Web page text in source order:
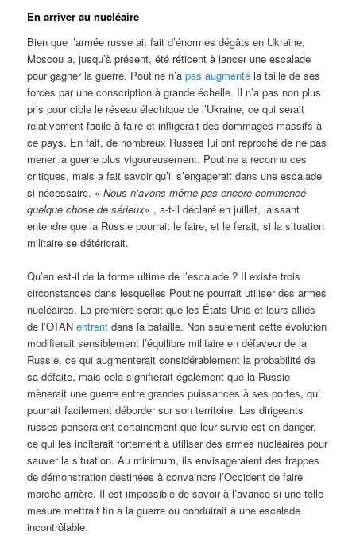
En arriver au nucléaire
Bien que l’armée russe ait fait d’énormes dégâts en Ukraine,
Moscou a, jusqu’à présent, été réticent à lancer une escalade
pour gagner la guerre. Poutine n’apas augmenté la taille de ses
forces par une conscription à grande échelle. Il n’a pas non plus
pris pour cible le réseau électrique de l’Ukraine, ce qui serait
relativement facile à faire et infligerait des dommages massifs à
ce pays. En fait, de nombreux Russes lui ont reproché de ne pas
mener la guerre plus vigoureusement. Poutine a reconnu ces
critiques, mais a fait savoir qu’il s’engagerait dans une escalade
si nécessaire. «Nous n’avons même pas encore commencé
quelque chose de sérieux« , a-t-il déclaré en juillet, laissant
entendre que la Russie pourrait le faire, et le ferait, si la situation
militaire se détériorait.
Qu’en est-il de la forme ultime de l’escalade ? Il existe trois
circonstances dans lesquelles Poutine pourrait utiliser des armes
nucléaires. La première serait que les États-Unis et leurs alliés
de l’OTANentrent dans la bataille. Non seulement cette évolution
modifierait sensiblement l’équilibre militaire en défaveur de la
Russie, ce qui augmenterait considérablement la probabilité de
sa défaite, mais cela signifierait également que la Russie
mènerait une guerre entre grandes puissances à ses portes, qui
pourrait facilement déborder sur son territoire. Les dirigeants
russes penseraient certainement que leur survie est en danger,
ce qui les inciterait fortement à utiliser des armes nucléaires pour
sauver la situation. Au minimum, ils envisageraient des frappes
de démonstration destinées à convaincre l’Occident de faire
marche arrière. Il est impossible de savoir à l’avance si une telle
mesure mettrait fin à la guerre ou conduirait à une escalade
incontrôlable.